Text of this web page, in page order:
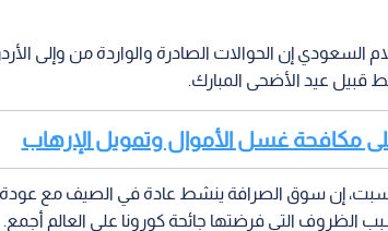
السعودي إن الحوالات الصادرة والواردة من وإلى
قبيل عيد الأضحى المبارك.
على مكافحة غسل الأموال وتمويل الإرهاب
السبت، إن سوق الصرافة ينشط عادة في الصيف مع عودة
التي فرضتها جائحة كورونا على العالم أجمع.